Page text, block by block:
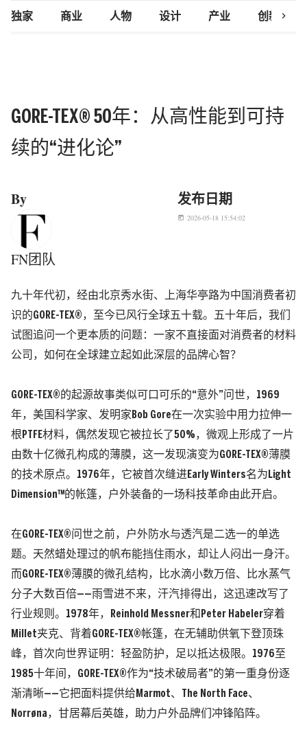
独家 商业 人物 设计 产业 创新研究
chevron_right
GORE-TEX® 50年：从高性能到可持
续的“进化论”
By
FN团队
发布日期
today 2026-05-18 15:54:02
九十年代初，经由北京秀水街、上海华亭路为中国消费者初
识的GORE-TEX®，至今已风行全球五十载。五十年后，我们
试图追问一个更本质的问题：一家不直接面对消费者的材料
公司，如何在全球建立起如此深层的品牌心智？
GORE-TEX®的起源故事类似可口可乐的“意外”问世，1969
年，美国科学家、发明家Bob Gore在一次实验中用力拉伸一
根 PTFE材料，偶然发现它被拉长了50%，微观上形成了一片
由数十亿微孔构成的薄膜，这一发现演变为GORE-TEX®薄膜
的技术原点。1976年，它被首次缝进Early Winters名为Light
Dimension™的帐篷，户外装备的一场科技革命由此开启。
在GORE-TEX®问世之前，户外防水与透汽是二选一的单选
题。天然蜡处理过的帆布能挡住雨水，却让人闷出一身汗。
而GORE-TEX®薄膜的微孔结构，比水滴小数万倍、比水蒸气
分子大数百倍——雨雪进不来，汗汽排得出，这迅速改写了
行业规则。1978年，Reinhold Messner和Peter Habeler穿着
Millet夹克、背着GORE-TEX®帐篷，在无辅助供氧下登顶珠
峰，首次向世界证明：轻盈防护，足以抵达极限。 1976至
1985十年间，GORE-TEX®作为“技术破局者”的第一重身份逐
渐清晰——它把面料提供给Marmot、The North Face、
Norrøna ，甘居幕后英雄，助力户外品牌们冲锋陷阵。